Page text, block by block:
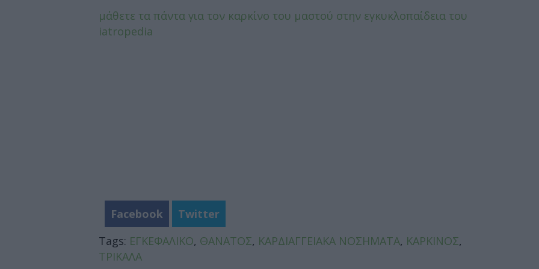
μάθετε τα πάντα για τον καρκίνο του μαστού στην εγκυκλοπαίδεια του
iatropedia
Facebook
Twitter
Tags: ΕΓΚΕΦΑΛΙΚΟ, ΘΑΝΑΤΟΣ, ΚΑΡΔΙΑΓΓΕΙΑΚΑ ΝΟΣΗΜΑΤΑ, ΚΑΡΚΙΝΟΣ,
ΤΡΙΚΑΛΑ